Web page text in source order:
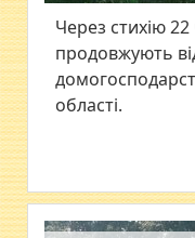
Через стихію
продовжують
області.